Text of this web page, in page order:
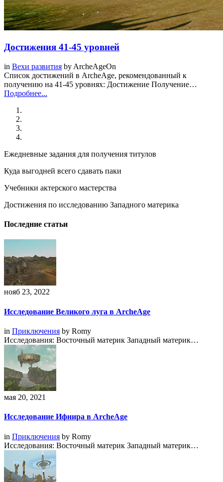
Достижения 41-45 уровней
in Вехи развития by ArcheAgeOn
Список достижений в ArcheAge, рекомендованный к
получению на 41-45 уровнях: Достижение Получение…
Подробнее...
Ежедневные задания для получения титулов
Куда выгодней всего сдавать паки
Учебники актерского мастерства
Достижения по исследованию Западного материка
Последние статьи
нояб 23, 2022
Исследование Великого луга в ArcheAge
in Приключения by Romy
Исследования: Восточный материк Западный материк…
мая 20, 2021
Исследование Ифнира в ArcheAge
in Приключения by Romy
Исследования: Восточный материк Западный материк…